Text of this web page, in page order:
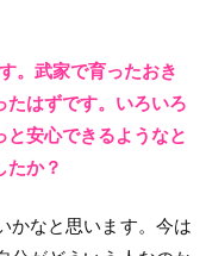
。武家で育ったおき
たはずです。いろいろ
安心できるようなと
たか？
かなと思います。今は